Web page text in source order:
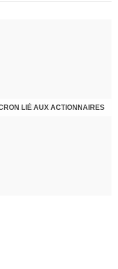
LIÉ AUX ACTIONNAIRES
CRISE MIGRATOIRE À CEUTA : UN JEUNE FRANÇAIS SUR PLACE RÉTABLIT LES FAITS ! - RAPHAËL AYMA